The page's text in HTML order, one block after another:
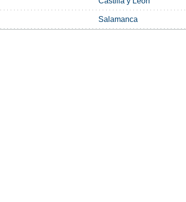
Salamanca